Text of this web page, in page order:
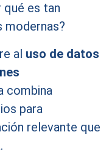
qué es tan
modernas?
al uso de datos
combina
para
relevante que